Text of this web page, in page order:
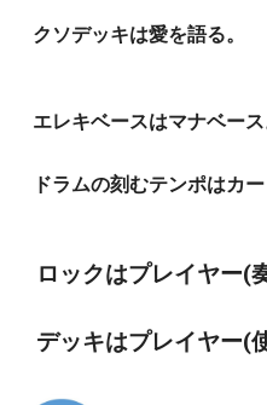
クソデッキは愛を語る。
エレキベースはマナベース
ドラムの刻むテンポはカー
ロックはプレイヤー(
デッキはプレイヤー(